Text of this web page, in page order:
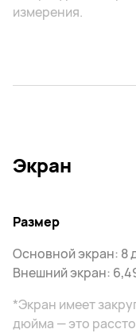
измерения.
Экран
Размер
Основной экран: 8
Внешний экран:
*Экран имеет
дюйма — это